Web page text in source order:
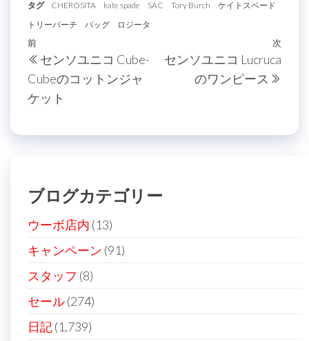
タグ CHEROSITA kate spade SAC Tory Burch
ケイトスペード
トリーバーチ
バッグ ロジータ
投
稿
ナ
ゲ
シ
ョ
ン
過
去
の
投
前
センソユニコ Cube-
Cubeのコットンジャ
ケット
次
次
センソユニコ Lucruca
のワンピース
ブログカテゴリー
ウーボ店内 (13)
キャンペーン (91)
スタッフ (8)
セール(274)
日記(1,739)